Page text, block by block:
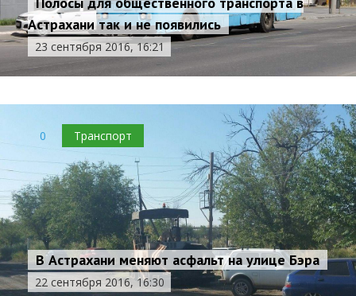
Астрахани так и не появились
23 сентября 2016, 16:21
0 Транспорт
В Астрахани меняют асфальт на улице Бэра
22 сентября 2016, 16:30